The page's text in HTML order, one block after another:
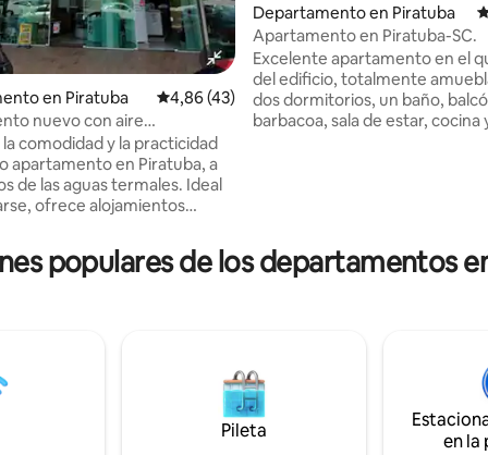
de 5. 82 evaluaciones
en Piratuba Calificación promedio: 4,86 de 5. 43
4,86 (43)
nuevo con aire
excelente ubicación en la
comodidad y la practicidad
apartamento en Piratuba, a
de las aguas termales. Ideal
ofrece alojamientos
wifi gratuito y
privado para tu
(ponte en contacto con
obtener más información).
ahora y vive una experiencia
Departamento en Piratuba
Apartamento en Piratuba-SC.
Excelente apartamento en el
del edificio, totalmente
dos dormitorios, un baño,
barbacoa, sala de estar, cocina
minutos a pie). Cerca de
cafeterías, supermercados,
populares de los departamentos
Pileta
en la